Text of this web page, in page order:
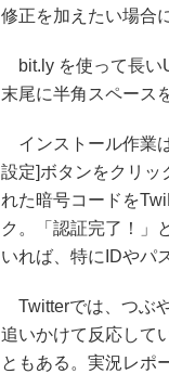
修正を加えたい場合
bit.ly を使って長い
末尾に半角スペース
インストール作業
設定]ボタンをクリッ
れた暗号コードを
ク。「認証完了！」
いれば、特にIDやパ
Twitterでは、つぶ
追いかけて反応して
ともある。実況レポ